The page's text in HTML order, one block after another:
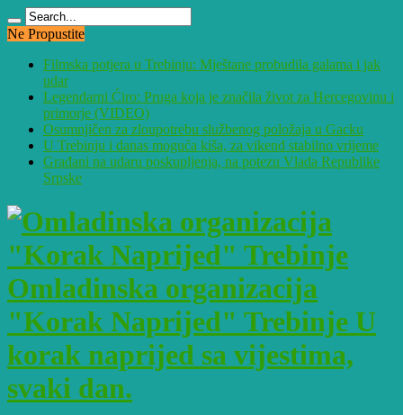
Ne Propustite
Filmska potjera u Trebinju: Mještane probudila galama i jak
udar
Legendarni Ćiro: Pruga koja je značila život za Hercegovinu i
primorje (VIDEO)
Osumnjičen za zloupotrebu službenog položaja u Gacku
U Trebinju i danas moguća kiša, za vikend stabilno vrijeme
Građani na udaru poskupljenja, na potezu Vlada Republike
Srpske
Omladinska organizacija
"Korak Naprijed" Trebinje U
korak naprijed sa vijestima,
svaki dan.